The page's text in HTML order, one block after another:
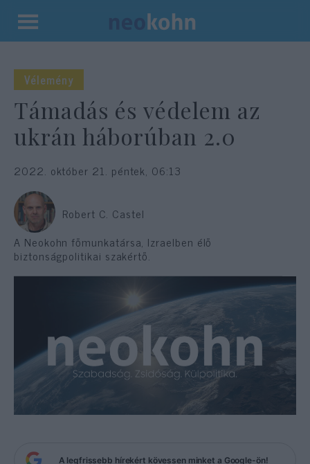
Kilépés
tartalomba
Vélemény
Támadás és védelem az
ukrán háborúban 2.0
2022. október 21. péntek, 06:13
Robert C. Castel
A Neokohn főmunkatársa, Izraelben élő
biztonságpolitikai szakértő.
A legfrissebb hírekért kövessen minket a Google-ön!